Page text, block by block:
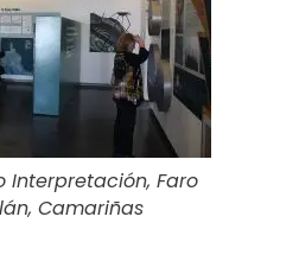
Interpretación, Faro
Camariñas